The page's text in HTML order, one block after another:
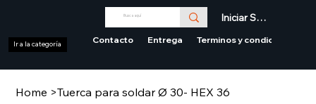
Iniciar Sesión
Contacto Entrega Terminos y condiciones
Ir a la categoría
Home >Tuerca para soldar Ø 30- HEX 36